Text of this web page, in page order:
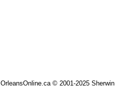
OrleansOnline.ca © 2001-2025